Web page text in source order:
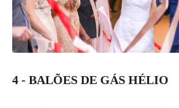
4 - BALÕES DE GÁS HÉLIO